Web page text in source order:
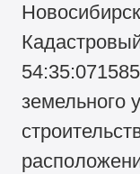
земельного